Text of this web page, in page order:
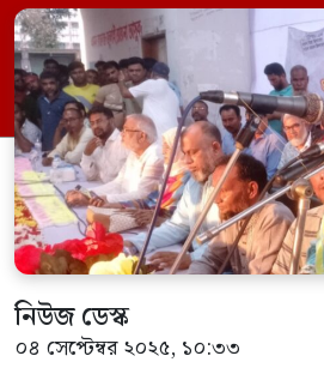
থাকতে হবে। তার দাবি, গত
আওয়ামী লীগ বিএনপিকে
করেছে, কিন্তু কোনো লাভ
ষড়যন্ত্র মোকাবিলা করতে
[…]
নিউজ ডেস্ক
০৪ সেপ্টেম্বর ২০২৫, ১০:৩৩